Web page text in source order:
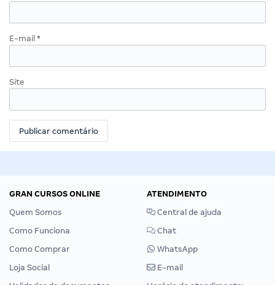
E-mail *
Site
GRAN CURSOS ONLINE
Quem Somos
Como Funciona
Como Comprar
Loja Social
ATENDIMENTO
Central de ajuda
Chat
WhatsApp
E-mail